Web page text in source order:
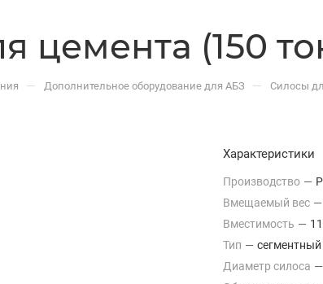
цемента (150
— Дополнительное оборудование для АБЗ — Силосы
Характеристики
Производство —
Вмещаемый вес —
Вместимость —
Тип — сегментный
Диаметр силоса —